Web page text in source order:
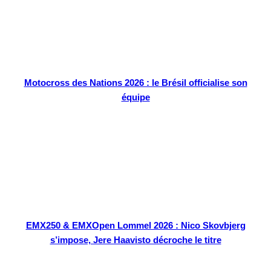
Motocross des Nations 2026 : le Brésil officialise son
équipe
EMX250 & EMXOpen Lommel 2026 : Nico Skovbjerg
s’impose, Jere Haavisto décroche le titre